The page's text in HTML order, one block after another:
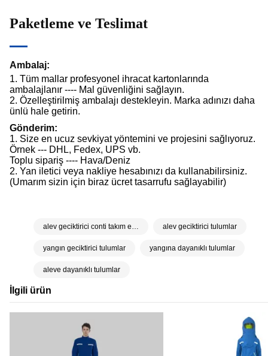
İlgili ürün
Paketleme ve Teslimat
Ambalaj:
1. Tüm mallar profesyonel ihracat kartonlarında
ambalajlanır ---- Mal güvenliğini sağlayın.
2. Özelleştirilmiş ambalajı destekleyin. Marka adınızı daha
ünlü hale getirin.
Gönderim:
1. Size en ucuz sevkiyat yöntemini ve projesini sağlıyoruz.
Örnek --- DHL, Fedex, UPS vb.
Toplu sipariş ---- Hava/Deniz
2. Yan iletici veya nakliye hesabınızı da kullanabilirsiniz.
(Umarım sizin için biraz ücret tasarrufu sağlayabilir)
alev geciktirici tulumlar
yangın geciktirici tulumlar yangına dayanıklı tulumlar
aleve dayanıklı tulumlar